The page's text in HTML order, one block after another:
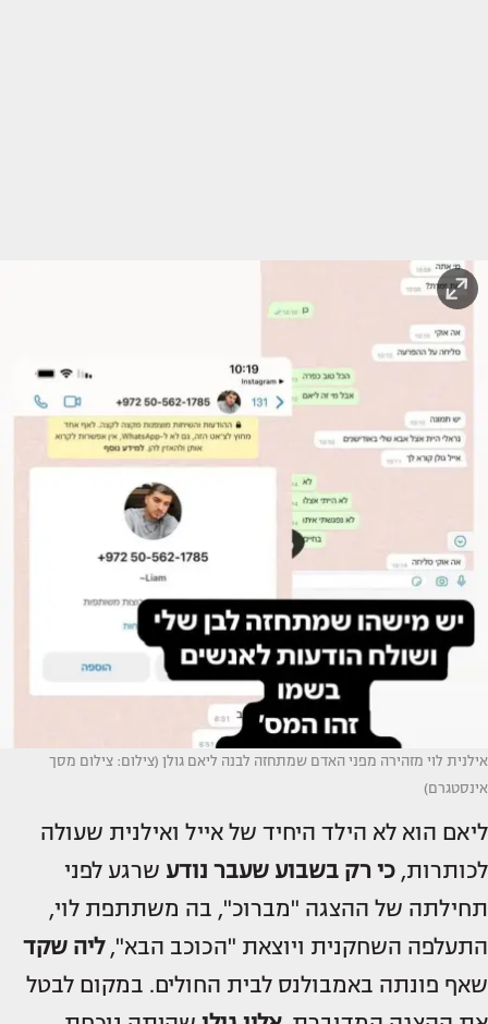
אילנית לוי מזהירה מפני האדם שמתחזה לבנה ליאם גולן (צילום: צילום מסך
אינסטגרם)
ליאם הוא לא הילד היחיד של אייל ואילנית שעולה
לכותרות, כי רק בשבוע שעבר נודע שרגע לפני
תחילתה של ההצגה "מברוכ", בה משתתפת לוי,
התעלפה השחקנית ויוצאת "הכוכב הבא",ליה שקד
שאף פונתה באמבולנס לבית החולים. במקום לבטל